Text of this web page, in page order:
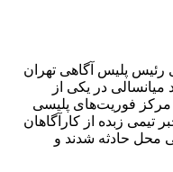
رئیس پلیس آگاهی تهران
میانسالی در یکی از
مرکز فوریت‌های پلیسی
تیمی زبده از کارآگاهان
محل حادثه شدند و